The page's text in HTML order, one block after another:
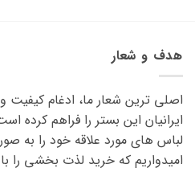
انواع
مختلفی
می
باشد.
گزینه
ها
ممکن
است
هدف و شعار
اصلی ترین شعار ما، ادغام
ایرانیان این بستر را فراهم کرده
لباس های مورد علاقه ‌خود را به
امیدواریم که خرید لذت ‌بخشی را